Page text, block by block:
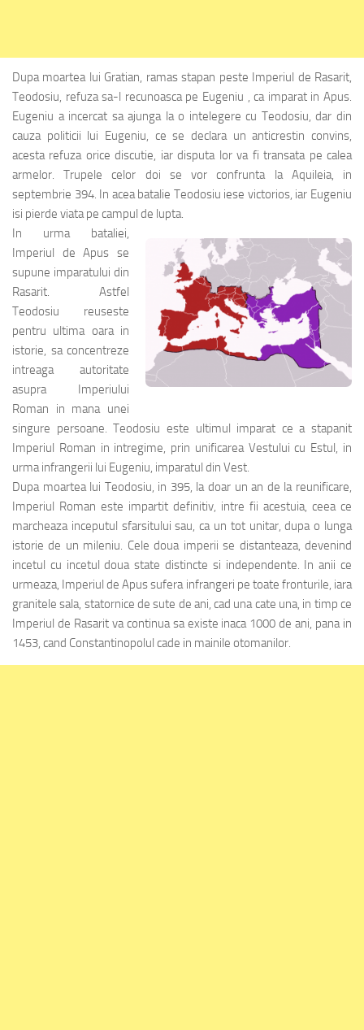
Dupa moartea lui Gratian, ramas stapan peste Imperiul de Rasarit,
Teodosiu, refuza sa-l recunoasca pe Eugeniu , ca imparat in Apus.
Eugeniu a incercat sa ajunga la o intelegere cu Teodosiu, dar din
cauza politicii lui Eugeniu, ce se declara un anticrestin convins,
acesta refuza orice discutie, iar disputa lor va fi transata pe calea
armelor. Trupele celor doi se vor confrunta la Aquileia, in
septembrie 394. In acea batalie Teodosiu iese victorios, iar Eugeniu
isi pierde viata pe campul de lupta.
In urma bataliei,
Imperiul de Apus se
supune imparatului din
Rasarit. Astfel
Teodosiu reuseste
pentru ultima oara in
istorie, sa concentreze
intreaga autoritate
asupra Imperiului
Roman in mana unei
singure persoane. Teodosiu este ultimul imparat ce a stapanit
Imperiul Roman in intregime, prin unificarea Vestului cu Estul, in
urma infrangerii lui Eugeniu, imparatul din Vest.
Dupa moartea lui Teodosiu, in 395, la doar un an de la reunificare,
Imperiul Roman este impartit definitiv, intre fii acestuia, ceea ce
marcheaza inceputul sfarsitului sau, ca un tot unitar, dupa o lunga
istorie de un mileniu. Cele doua imperii se distanteaza, devenind
incetul cu incetul doua state distincte si independente. In anii ce
urmeaza, Imperiul de Apus sufera infrangeri pe toate fronturile, iara
granitele sala, statornice de sute de ani, cad una cate una, in timp ce
Imperiul de Rasarit va continua sa existe inaca 1000 de ani, pana in
1453, cand Constantinopolul cade in mainile otomanilor.